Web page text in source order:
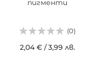
пигменти
(0)
2,04 € /3,99 лв.